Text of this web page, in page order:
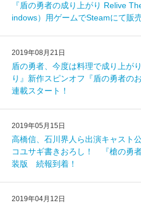
『盾の勇者の成り上がり Relive
indows）用ゲームでSteamにて販
2019年08月21日
盾の勇者、今度は料理で成り上
り』新作スピンオフ『盾の勇者の
連載スタート！
2019年05月15日
高橋信、石川界人ら出演キャスト
コユサギ書きおろし！ 『槍の勇
装版 続報到着！
2019年04月12日